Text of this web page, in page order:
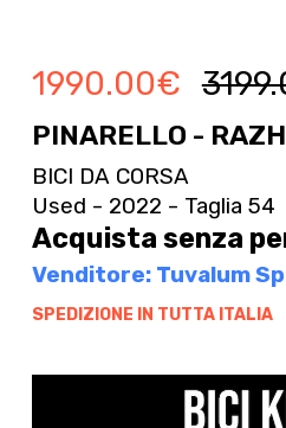
1990.00€
PINARELLO -
BICI DA CORSA
Used - 2022 - Taglia 54
Acquista senza
Venditore: Tuvalum
SPEDIZIONE IN TUTTA ITALIA